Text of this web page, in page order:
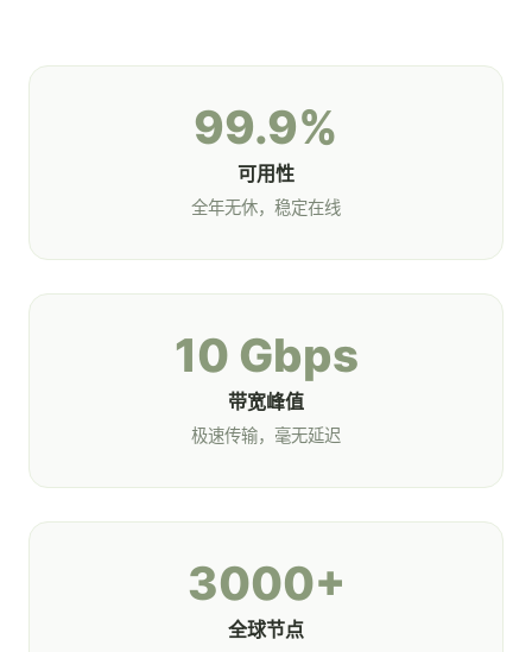
99.9%
可用性
全年无休，稳定在线
10 Gbps
带宽峰值
极速传输，毫无延迟
3000+
全球节点